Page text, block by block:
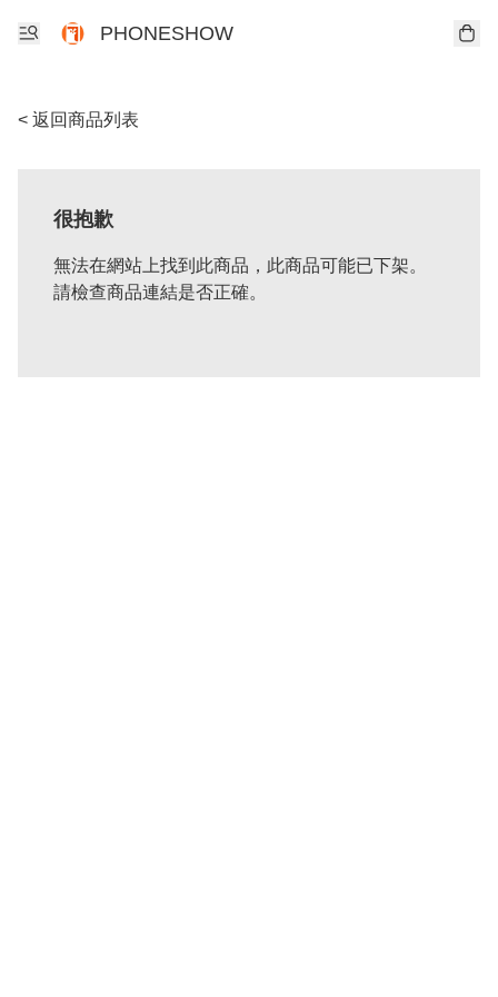
PHONESHOW
< 返回商品列表
很抱歉
無法在網站上找到此商品，此商品可能已下架。
請檢查商品連結是否正確。